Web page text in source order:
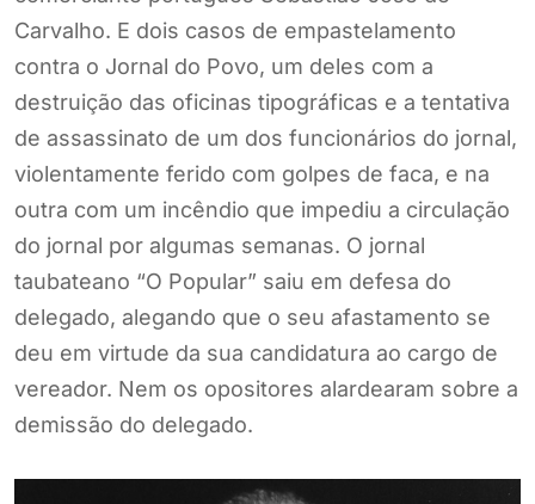
Carvalho. E dois casos de empastelamento
contra o Jornal do Povo, um deles com a
destruição das oficinas tipográficas e a tentativa
de assassinato de um dos funcionários do jornal,
violentamente ferido com golpes de faca, e na
outra com um incêndio que impediu a circulação
do jornal por algumas semanas. O jornal
taubateano “O Popular” saiu em defesa do
delegado, alegando que o seu afastamento se
deu em virtude da sua candidatura ao cargo de
vereador. Nem os opositores alardearam sobre a
demissão do delegado.